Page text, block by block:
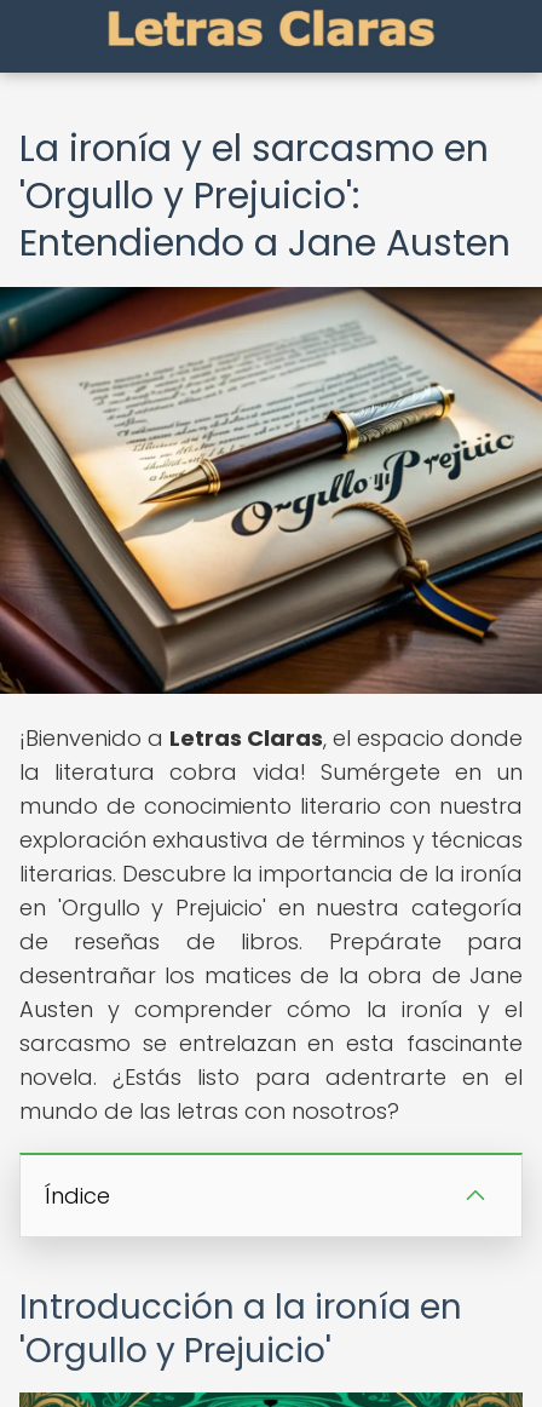
La ironía y el sarcasmo en
'Orgullo y Prejuicio':
Entendiendo a Jane Austen
¡Bienvenido a Letras Claras, el espacio donde
la literatura cobra vida! Sumérgete en un
mundo de conocimiento literario con nuestra
exploración exhaustiva de términos y técnicas
literarias. Descubre la importancia de la ironía
en 'Orgullo y Prejuicio' en nuestra categoría
de reseñas de libros. Prepárate para
desentrañar los matices de la obra de Jane
Austen y comprender cómo la ironía y el
sarcasmo se entrelazan en esta fascinante
novela. ¿Estás listo para adentrarte en el
mundo de las letras con nosotros?
Índice
Introducción a la ironía en
'Orgullo y Prejuicio'